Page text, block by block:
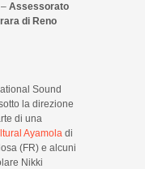
– Assessorato
di Reno
Sound
la direzione
di una
Ayamola di
(FR) e alcuni
Nikki